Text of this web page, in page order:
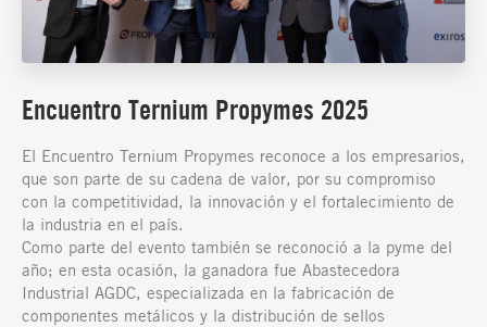
Encuentro Ternium Propymes 2025
El Encuentro Ternium Propymes reconoce a los empresarios,
que son parte de su cadena de valor, por su compromiso
con la competitividad, la innovación y el fortalecimiento de
la industria en el país.
Como parte del evento también se reconoció a la pyme del
año; en esta ocasión, la ganadora fue Abastecedora
Industrial AGDC, especializada en la fabricación de
componentes metálicos y la distribución de sellos